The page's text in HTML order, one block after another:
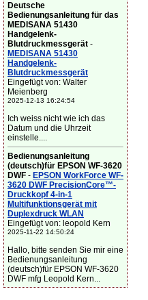
Deutsche
Bedienungsanleitung für das
MEDISANA 51430
Handgelenk-
Blutdruckmessgerät -
MEDISANA 51430
Handgelenk-
Blutdruckmessgerät
Eingefügt von: Walter
Meienberg
2025-12-13 16:24:54
Ich weiss nicht wie ich das
Datum und die Uhrzeit
einstelle....
Bedienungsanleitung
(deutsch)für EPSON WF-3620
DWF - EPSON WorkForce WF-
3620 DWF PrecisionCore™-
Druckkopf 4-in-1
Multifunktionsgerät mit
Duplexdruck WLAN
Eingefügt von: leopold Kern
2025-11-22 14:50:24
Hallo, bitte senden Sie mir eine
Bedienungsanleitung
(deutsch)für EPSON WF-3620
DWF mfg Leopold Kern...